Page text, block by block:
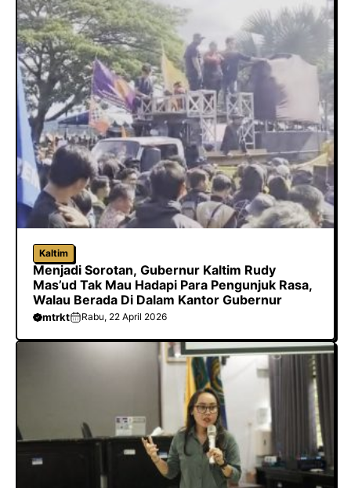
Kaltim
Menjadi Sorotan, Gubernur Kaltim Rudy
Mas’ud Tak Mau Hadapi Para Pengunjuk Rasa,
Walau Berada Di Dalam Kantor Gubernur
mtrkt Rabu, 22 April 2026